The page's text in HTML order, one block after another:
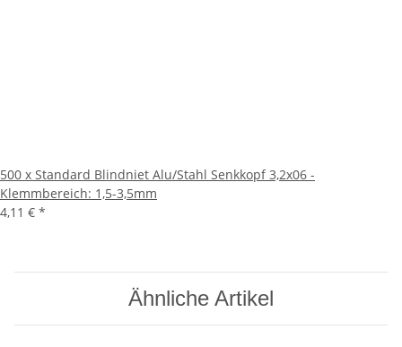
500 x Standard Blindniet Alu/Stahl Senkkopf 3,2x06 -
Klemmbereich: 1,5-3,5mm
4,11 € *
Ähnliche Artikel